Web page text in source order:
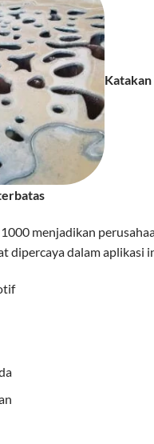
Katakan
menjadikan
dipercaya dalam aplikasi